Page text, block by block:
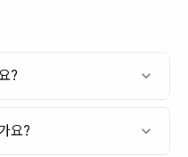
?
요?